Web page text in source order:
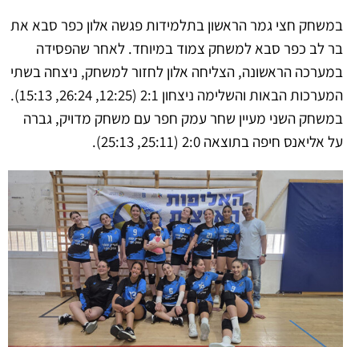
במשחק חצי גמר הראשון בתלמידות פגשה אלון כפר סבא את
בר לב כפר סבא למשחק צמוד במיוחד. לאחר שהפסידה
במערכה הראשונה, הצליחה אלון לחזור למשחק, ניצחה בשתי
המערכות הבאות והשלימה ניצחון 2:1 (12:25, 26:24, 15:13).
במשחק השני מעיין שחר עמק חפר עם משחק מדויק, גברה
על אליאנס חיפה בתוצאה 2:0 (25:11, 25:13).